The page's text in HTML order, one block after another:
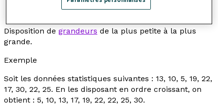
40, 60, 90, 120, 200 –12, -8, –3, 0, 3, 7, 11, 23
Disposition de grandeurs de la plus petite à la plus
grande.
Exemple
Soit les données statistiques suivantes : 13, 10, 5, 19, 22,
17, 30, 22, 25. En les disposant en ordre croissant, on
obtient : 5, 10, 13, 17, 19, 22, 22, 25, 30.